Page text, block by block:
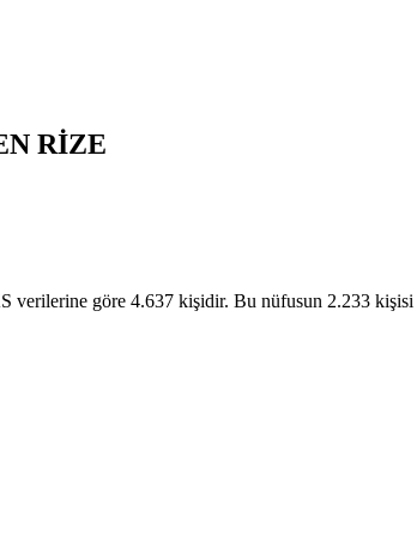
RİZE
göre 4.637 kişidir. Bu nüfusun 2.233